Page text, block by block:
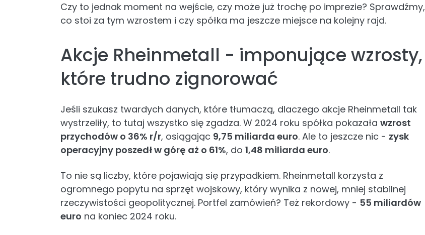
Czy to jednak moment na wejście, czy może już trochę po imprezie? Sprawdźmy,
co stoi za tym wzrostem i czy spółka ma jeszcze miejsce na kolejny rajd.
Akcje Rheinmetall - imponujące wzrosty,
które trudno zignorować
Jeśli szukasz twardych danych, które tłumaczą, dlaczego akcje Rheinmetall tak
wystrzeliły, to tutaj wszystko się zgadza. W 2024 roku spółka pokazała wzrost
przychodów o 36% r/r, osiągając 9,75 miliarda euro. Ale to jeszcze nic - zysk
operacyjny poszedł w górę aż o 61%, do 1,48 miliarda euro.
To nie są liczby, które pojawiają się przypadkiem. Rheinmetall korzysta z
ogromnego popytu na sprzęt wojskowy, który wynika z nowej, mniej stabilnej
rzeczywistości geopolitycznej. Portfel zamówień? Też rekordowy - 55 miliardów
euro na koniec 2024 roku.